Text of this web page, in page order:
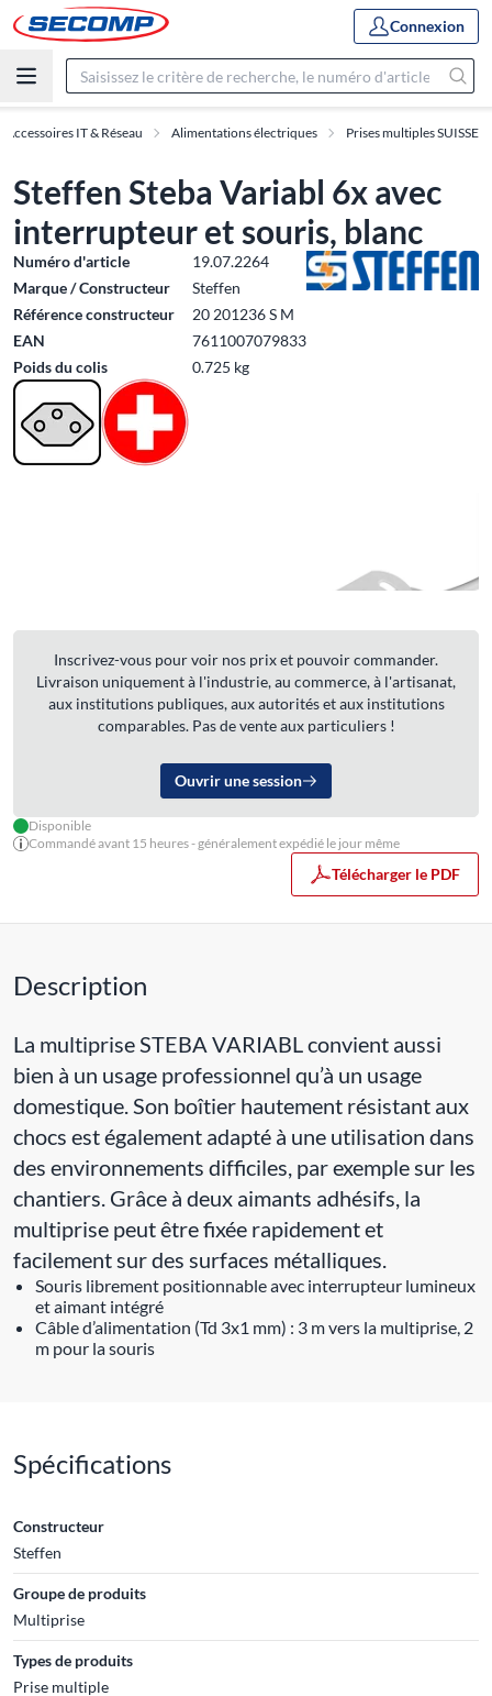
Connexion
Accessoires IT & Réseau Alimentations électriques Prises multiples SUISSE
Steffen Steba Variabl 6x avec
interrupteur et souris, blanc
Numéro d'article
19.07.2264
Marque / Constructeur
Steffen
Référence constructeur
20 201236 S M
EAN
7611007079833
Poids du colis
0.725 kg
Inscrivez-vous pour voir nos prix et pouvoir commander.
Livraison uniquement à l'industrie, au commerce, à l'artisanat,
aux institutions publiques, aux autorités et aux institutions
comparables. Pas de vente aux particuliers !
Ouvrir une session
Disponible
Commandé avant 15 heures - généralement expédié le jour même
Télécharger le PDF
Description
La multiprise STEBA VARIABL convient aussi
bien à un usage professionnel qu’à un usage
domestique. Son boîtier hautement résistant aux
chocs est également adapté à une utilisation dans
des environnements difficiles, par exemple sur les
chantiers. Grâce à deux aimants adhésifs, la
multiprise peut être fixée rapidement et
facilement sur des surfaces métalliques.
Souris librement positionnable avec interrupteur lumineux
et aimant intégré
Câble d’alimentation (Td 3x1 mm) : 3 m vers la multiprise, 2
m pour la souris
Spécifications
Constructeur
Steffen
Groupe de produits
Multiprise
Types de produits
Prise multiple